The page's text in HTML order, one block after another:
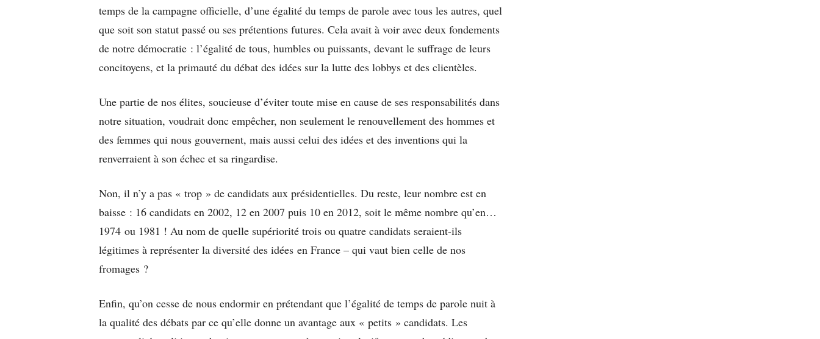
temps de la campagne officielle, d’une égalité du temps de parole avec tous les autres, quel
que soit son statut passé ou ses prétentions futures. Cela avait à voir avec deux fondements
de notre démocratie : l’égalité de tous, humbles ou puissants, devant le suffrage de leurs
concitoyens, et la primauté du débat des idées sur la lutte des lobbys et des clientèles.
Une partie de nos élites, soucieuse d’éviter toute mise en cause de ses responsabilités dans
notre situation, voudrait donc empêcher, non seulement le renouvellement des hommes et
des femmes qui nous gouvernent, mais aussi celui des idées et des inventions qui la
renverraient à son échec et sa ringardise.
Non, il n’y a pas « trop » de candidats aux présidentielles. Du reste, leur nombre est en
baisse : 16 candidats en 2002, 12 en 2007 puis 10 en 2012, soit le même nombre qu’en…
1974 ou 1981 ! Au nom de quelle supériorité trois ou quatre candidats seraient-ils
légitimes à représenter la diversité des idées en France – qui vaut bien celle de nos
fromages ?
Enfin, qu’on cesse de nous endormir en prétendant que l’égalité de temps de parole nuit à
la qualité des débats par ce qu’elle donne un avantage aux « petits » candidats. Les